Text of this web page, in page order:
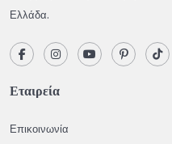
Ελλάδα.
Εταιρεία
Επικοινωνία